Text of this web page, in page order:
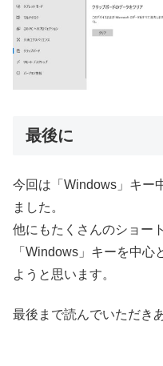
最後に
今回は「Windows」キー
ました。
他にもたくさんのショー
「Windows」キーを中心
ようと思います。
最後まで読んでいただき